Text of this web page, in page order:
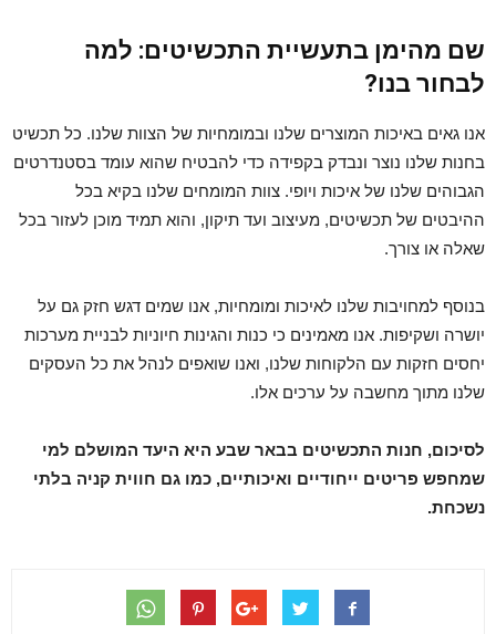
שם מהימן בתעשיית התכשיטים: למה
לבחור בנו?
אנו גאים באיכות המוצרים שלנו ובמומחיות של הצוות שלנו. כל תכשיט
בחנות שלנו נוצר ונבדק בקפידה כדי להבטיח שהוא עומד בסטנדרטים
הגבוהים שלנו של איכות ויופי. צוות המומחים שלנו בקיא בכל
ההיבטים של תכשיטים, מעיצוב ועד תיקון, והוא תמיד מוכן לעזור בכל
שאלה או צורך.
בנוסף למחויבות שלנו לאיכות ומומחיות, אנו שמים דגש חזק גם על
יושרה ושקיפות. אנו מאמינים כי כנות והגינות חיוניות לבניית מערכות
יחסים חזקות עם הלקוחות שלנו, ואנו שואפים לנהל את כל העסקים
שלנו מתוך מחשבה על ערכים אלו.
לסיכום, חנות התכשיטים בבאר שבע היא היעד המושלם למי
שמחפש פריטים ייחודיים ואיכותיים, כמו גם חווית קניה בלתי
נשכחת.